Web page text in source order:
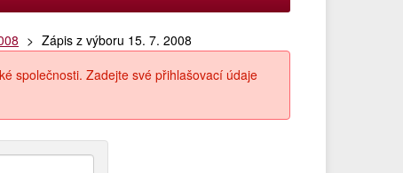
Zápis z výboru 15. 7. 2008
společnosti. Zadejte své přihlašovací údaje